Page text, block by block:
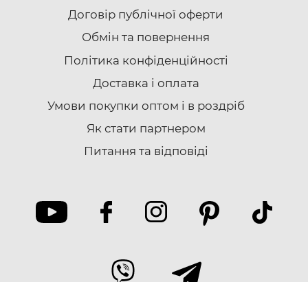
Договір публічної оферти
Обмін та повернення
Політика конфіденційності
Доставка i оплата
Умови покупки оптом і в роздріб
Як стати партнером
Питання та відповіді